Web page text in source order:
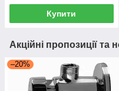
Купити
Акційні пропозиції та
–20%